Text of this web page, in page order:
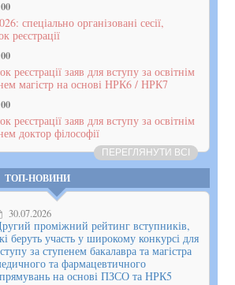
спеціально організовані сесії,
реєстрації
реєстрації заяв для вступу за освітнім
магістр на основі НРК6 / НРК7
реєстрації заяв для вступу за освітнім
доктор філософії
ПЕРЕГЛЯНУТИ ВСІ
ТОП-НОВИНИ
30.07.2026
проміжний рейтинг вступників,
беруть участь у широкому конкурсі для
за ступенем бакалавра та магістра
та фармацевтичного
на основі ПЗСО та НРК5